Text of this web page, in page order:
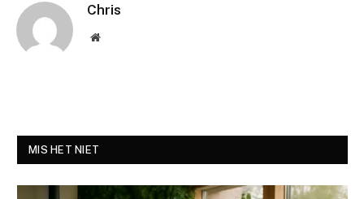
Chris
Website
MIS HET NIET